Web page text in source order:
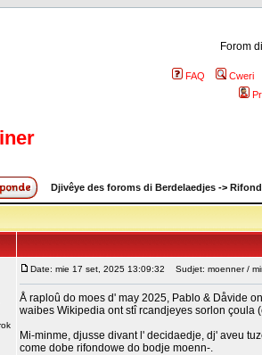
Forom
FAQ
Cweri
Djivêye des foroms di Berdelaedjes ->
Date: mie 17 set, 2025 13:09:32 Sudjet: moenner /
Å raploû do moes d' may 2025, Pablo & Dåvide
waibes Wikipedia ont stî rcandjeyes sorlon çoula
Mi-minme, djusse divant l' decidaedje, dj' aveu
come dobe rifondowe do bodje moenn-.